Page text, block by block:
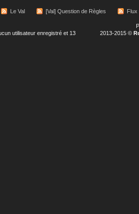
Le Val [Val] Question de Règles Flux
utilisateur enregistré et 13
2013-2015 ©